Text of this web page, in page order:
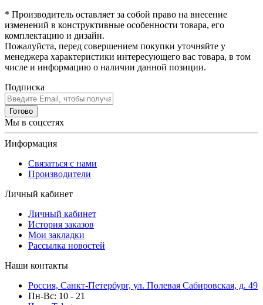
* Производитель оставляет за собой право на внесение
изменений в конструктивные особенности товара, его
комплектацию и дизайн.
Пожалуйста, перед совершением покупки уточняйте у
менеджера характеристики интересующего вас товара, в том
числе и информацию о наличии данной позиции.
Подписка
Готово
Мы в соцсетях
Информация
Связаться с нами
Производители
Личный кабинет
Личный кабинет
История заказов
Мои закладки
Рассылка новостей
Наши контакты
Россия, Санкт-Петербург, ул. Полевая Сабировская, д. 49
Пн-Вс: 10 - 21